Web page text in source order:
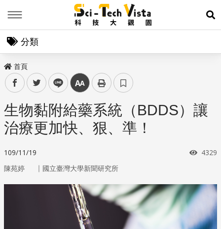
展
分類
首頁
facebooktwitter line 中
生物黏附給藥系統（BDDS）讓
治療更加快、狠、準！
109/11/19 瀏覽
4329
陳苑婷 ｜ 國立臺灣大學新聞研究所